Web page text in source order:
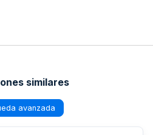
similares
avanzada